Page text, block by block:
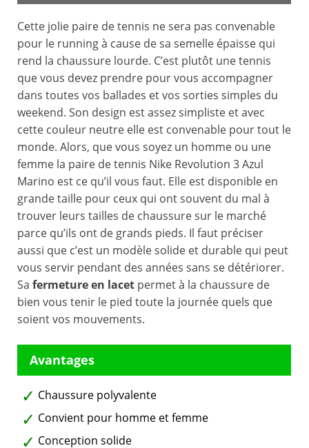
Cette jolie paire de tennis ne sera pas convenable
pour le running à cause de sa semelle épaisse qui
rend la chaussure lourde. C’est plutôt une tennis
que vous devez prendre pour vous accompagner
dans toutes vos ballades et vos sorties simples du
weekend. Son design est assez simpliste et avec
cette couleur neutre elle est convenable pour tout le
monde. Alors, que vous soyez un homme ou une
femme la paire de tennis Nike Revolution 3 Azul
Marino est ce qu’il vous faut. Elle est disponible en
grande taille pour ceux qui ont souvent du mal à
trouver leurs tailles de chaussure sur le marché
parce qu’ils ont de grands pieds. Il faut préciser
aussi que c’est un modèle solide et durable qui peut
vous servir pendant des années sans se détériorer.
Sa fermeture en lacet permet à la chaussure de
bien vous tenir le pied toute la journée quels que
soient vos mouvements.
Chaussure polyvalente
Convient pour homme et femme
Conception solide